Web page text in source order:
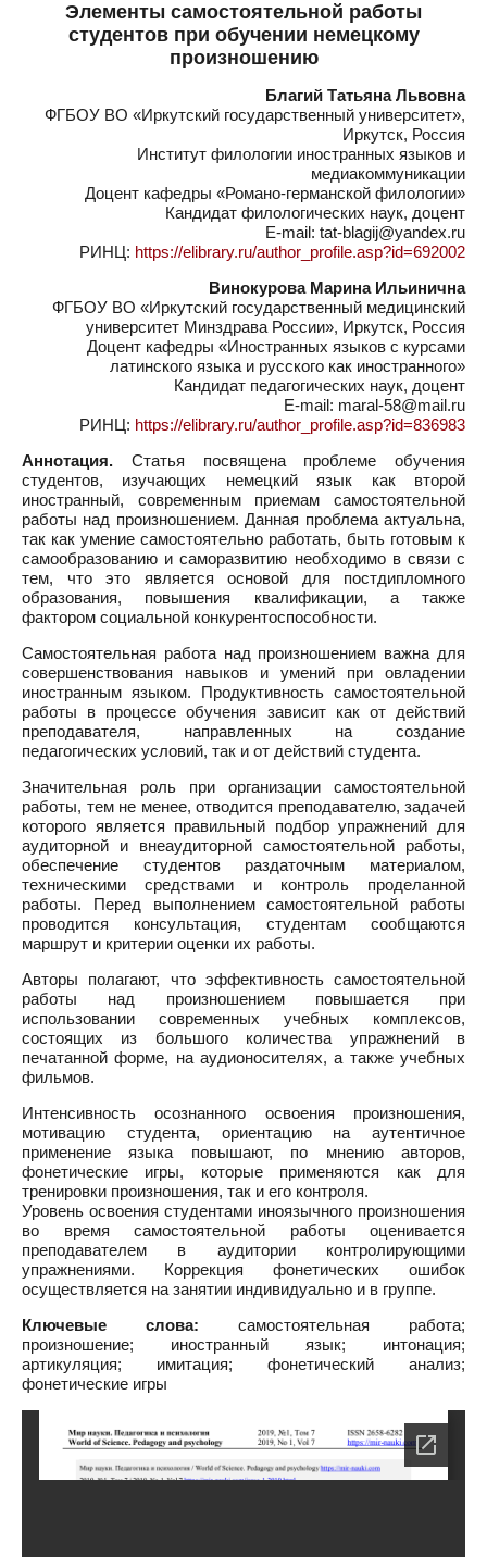
Элементы самостоятельной работы
студентов при обучении немецкому
произношению
Благий Татьяна Львовна
ФГБОУ ВО «Иркутский государственный университет»,
Иркутск, Россия
Институт филологии иностранных языков и
медиакоммуникации
Доцент кафедры «Романо-германской филологии»
Кандидат филологических наук, доцент
E-mail: tat-blagij@yandex.ru
РИНЦ: https://elibrary.ru/author_profile.asp?id=692002
Винокурова Марина Ильинична
ФГБОУ ВО «Иркутский государственный медицинский
университет Минздрава России», Иркутск, Россия
Доцент кафедры «Иностранных языков с курсами
латинского языка и русского как иностранного»
Кандидат педагогических наук, доцент
E-mail: maral-58@mail.ru
РИНЦ: https://elibrary.ru/author_profile.asp?id=836983
Аннотация. Статья посвящена проблеме обучения
студентов, изучающих немецкий язык как второй
иностранный, современным приемам самостоятельной
работы над произношением. Данная проблема актуальна,
так как умение самостоятельно работать, быть готовым к
самообразованию и саморазвитию необходимо в связи с
тем, что это является основой для постдипломного
образования, повышения квалификации, а также
фактором социальной конкурентоспособности.
Самостоятельная работа над произношением важна для
совершенствования навыков и умений при овладении
иностранным языком. Продуктивность самостоятельной
работы в процессе обучения зависит как от действий
преподавателя, направленных на создание
педагогических условий, так и от действий студента.
Значительная роль при организации самостоятельной
работы, тем не менее, отводится преподавателю, задачей
которого является правильный подбор упражнений для
аудиторной и внеаудиторной самостоятельной работы,
обеспечение студентов раздаточным материалом,
техническими средствами и контроль проделанной
работы. Перед выполнением самостоятельной работы
проводится консультация, студентам сообщаются
маршрут и критерии оценки их работы.
Авторы полагают, что эффективность самостоятельной
работы над произношением повышается при
использовании современных учебных комплексов,
состоящих из большого количества упражнений в
печатанной форме, на аудионосителях, а также учебных
фильмов.
Интенсивность осознанного освоения произношения,
мотивацию студента, ориентацию на аутентичное
применение языка повышают, по мнению авторов,
фонетические игры, которые применяются как для
тренировки произношения, так и его контроля.
Уровень освоения студентами иноязычного произношения
во время самостоятельной работы оценивается
преподавателем в аудитории контролирующими
упражнениями. Коррекция фонетических ошибок
осуществляется на занятии индивидуально и в группе.
Ключевые слова: самостоятельная работа;
произношение; иностранный язык; интонация;
артикуляция; имитация; фонетический анализ;
фонетические игры